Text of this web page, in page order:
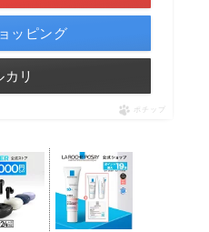
ッピング
カリ
ポチップ